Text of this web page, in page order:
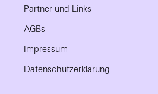
Partner und Links
AGBs
Impressum
Datenschutzerklärung